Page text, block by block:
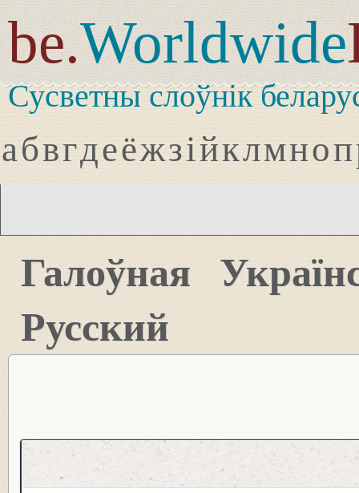
be.Worldwide
Сусветны слоўнік
абвгдеёжзійклмноп
Галоўная
Русский